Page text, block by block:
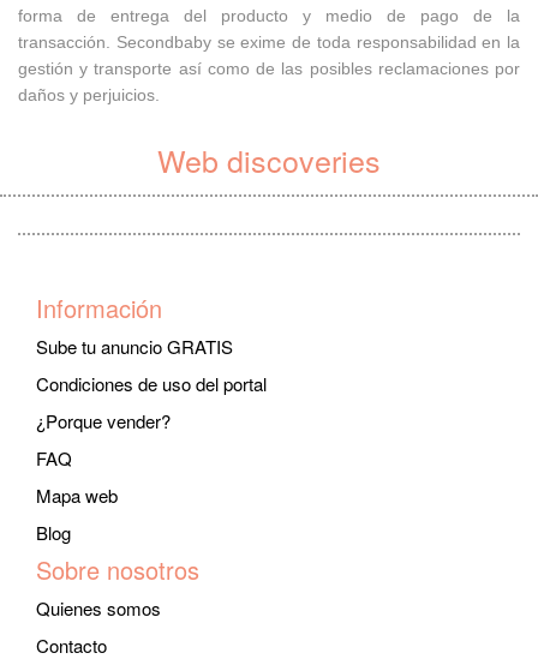
forma de entrega del producto y medio de pago de la
transacción. Secondbaby se exime de toda responsabilidad en la
gestión y transporte así como de las posibles reclamaciones por
daños y perjuicios.
Web discoveries
Información
Sube tu anuncio GRATIS
Condiciones de uso del portal
¿Porque vender?
FAQ
Mapa web
Blog
Sobre nosotros
Quienes somos
Contacto